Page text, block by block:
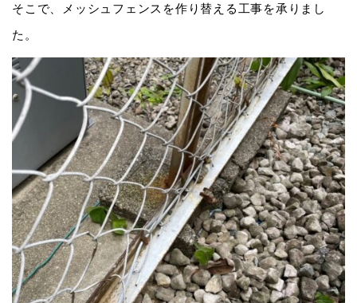
そこで、メッシュフェンスを作り替える工事を承りまし
た。